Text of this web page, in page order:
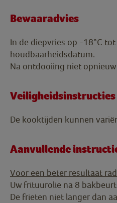
Bewaaradvies
In de diepvries op -18°C
houdbaarheidsdatum.
Na ontdooiing niet
Veiligheidsinstructies
De kooktijden kunnen
Aanvullende
Voor een beter resultaat
Uw frituurolie na 8
De frieten niet langer dan